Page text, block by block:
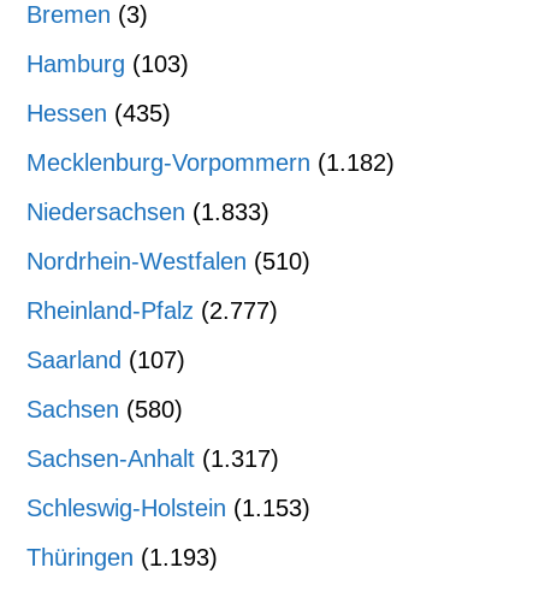
Bremen (3)
Hamburg (103)
Hessen (435)
Mecklenburg-Vorpommern (1.182)
Niedersachsen (1.833)
Nordrhein-Westfalen (510)
Rheinland-Pfalz (2.777)
Saarland (107)
Sachsen (580)
Sachsen-Anhalt (1.317)
Schleswig-Holstein (1.153)
Thüringen (1.193)